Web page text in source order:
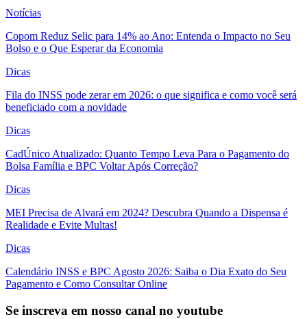
Notícias
Copom Reduz Selic para 14% ao Ano: Entenda o Impacto no Seu
Bolso e o Que Esperar da Economia
Dicas
Fila do INSS pode zerar em 2026: o que significa e como você será
beneficiado com a novidade
Dicas
CadÚnico Atualizado: Quanto Tempo Leva Para o Pagamento do
Bolsa Família e BPC Voltar Após Correção?
Dicas
MEI Precisa de Alvará em 2024? Descubra Quando a Dispensa é
Realidade e Evite Multas!
Dicas
Calendário INSS e BPC Agosto 2026: Saiba o Dia Exato do Seu
Pagamento e Como Consultar Online
Se inscreva em nosso canal no youtube